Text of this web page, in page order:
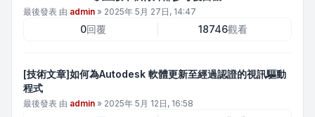
最後發表 由 admin » 2025年 5月 27日, 14:47
0回覆 18746觀看
[技術文章]如何為Autodesk 軟體更新至經過認證的視訊驅動
程式
最後發表 由 admin » 2025年 5月 12日, 16:58